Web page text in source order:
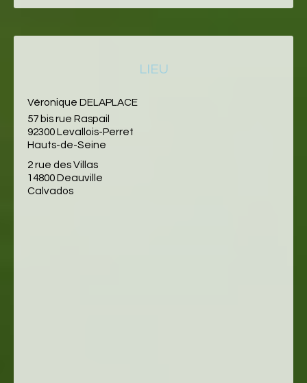
LIEU
Véronique DELAPLACE
57 bis rue Raspail
92300 Levallois-Perret
Hauts-de-Seine
2 rue des Villas
14800 Deauville
Calvados